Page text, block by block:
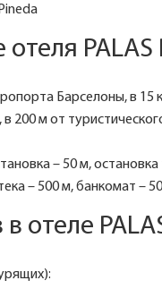
PALAS
Барселоны, в 15
в 200 м от
– 50 м,
– 500 м, банкомат –
отеле